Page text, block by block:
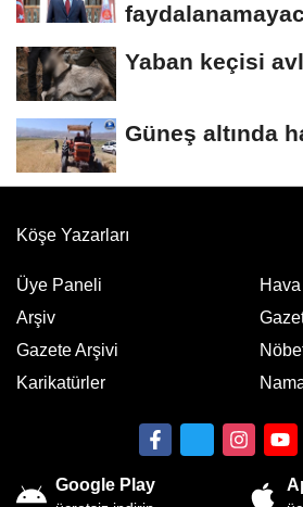
Yaban keçisi
Güneş altında
Köşe Yazarları
Üye Paneli
Arşiv
Gazete Arşivi
Karikatürler
Google Play